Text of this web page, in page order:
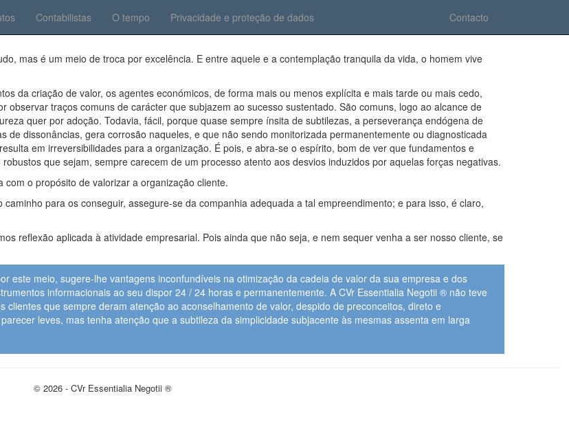
Contabilistas O tempo Privacidade e proteção de dados Contacto
mas é um meio de troca por excelência. E entre aquele e a contemplação tranquila da vida, o homem vive
da criação de valor, os agentes económicos, de forma mais ou menos explícita e mais tarde ou mais cedo,
observar traços comuns de carácter que subjazem ao sucesso sustentado. São comuns, logo ao alcance de
quer por adoção. Todavia, fácil, porque quase sempre ínsita de subtilezas, a perseverança endógena de
de dissonâncias, gera corrosão naqueles, e que não sendo monitorizada permanentemente ou diagnosticada
em irreversibilidades para a organização. É pois, e abra-se o espírito, bom de ver que fundamentos e
que sejam, sempre carecem de um processo atento aos desvios induzidos por aquelas forças negativas.
o propósito de valorizar a organização cliente.
para os conseguir, assegure-se da companhia adequada a tal empreendimento; e para isso, é claro,
reflexão aplicada à atividade empresarial. Pois ainda que não seja, e nem sequer venha a ser nosso cliente, se
este meio, sugere-lhe vantagens inconfundíveis na otimização da cadeia de valor da sua empresa e dos
informacionais ao seu dispor 24 / 24 horas e permanentemente. A CVr Essentialia Negotii ® não teve
que sempre deram atenção ao aconselhamento de valor, despido de preconceitos, direto e
leves, mas tenha atenção que a subtileza da simplicidade subjacente às mesmas assenta em larga
© 2026 - CVr Essentialia Negotii ®